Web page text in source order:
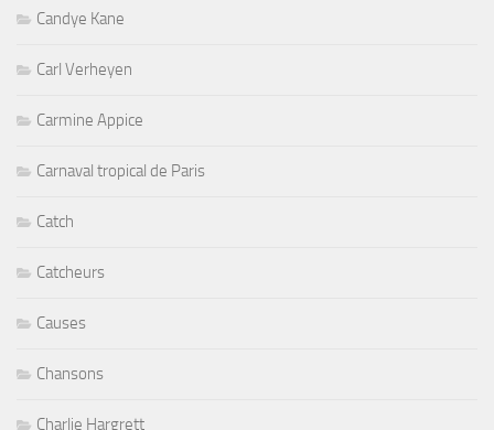
Candye Kane
Carl Verheyen
Carmine Appice
Carnaval tropical de Paris
Catch
Catcheurs
Causes
Chansons
Charlie Hargrett